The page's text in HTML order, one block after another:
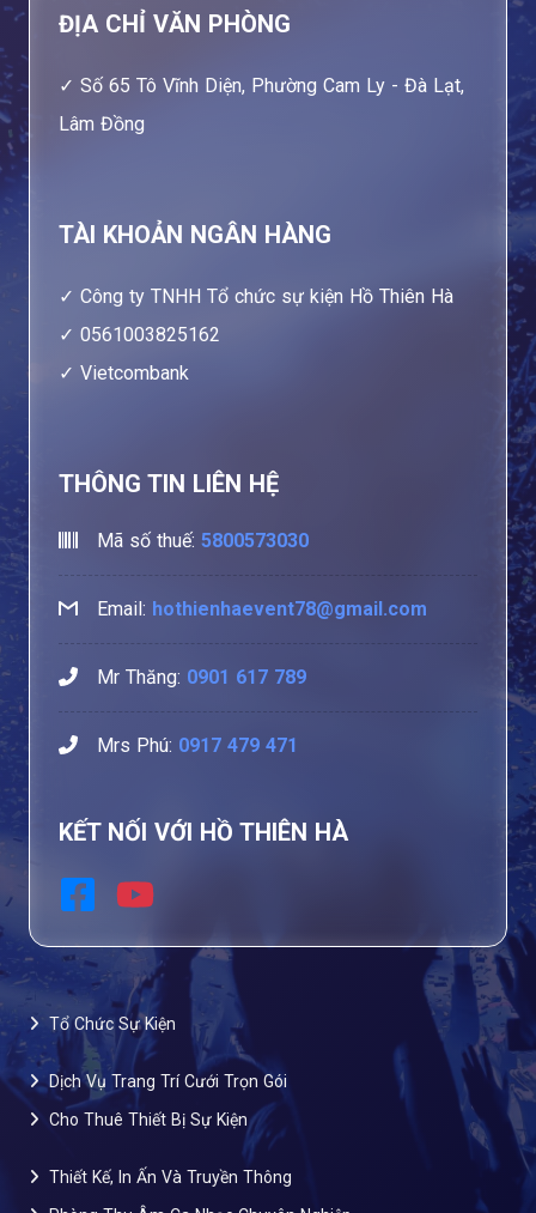
ĐỊA CHỈ VĂN PHÒNG
Số 65 Tô Vĩnh Diện, Phường Cam Ly - Đà Lạt,
Lâm Đồng
TÀI KHOẢN NGÂN HÀNG
Công ty TNHH Tổ chức sự kiện Hồ Thiên Hà
0561003825162
Vietcombank
THÔNG TIN LIÊN HỆ
Mã số thuế: 5800573030
Email: hothienhaevent78@gmail.com
Mr Thăng: 0901 617 789
Mrs Phú: 0917 479 471
KẾT NỐI VỚI HỒ THIÊN HÀ
Tổ Chức Sự Kiện
Dịch Vụ Trang Trí Cưới Trọn Gói
Cho Thuê Thiết Bị Sự Kiện
Thiết Kế, In Ấn Và Truyền Thông